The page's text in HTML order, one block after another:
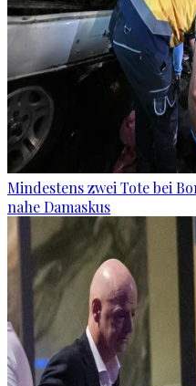
Mindestens zwei Tote bei
nahe Damaskus